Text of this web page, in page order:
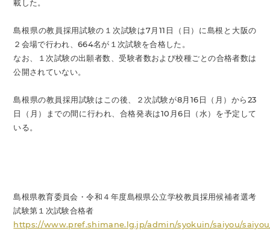
載した。
島根県の教員採用試験の１次試験は7月11日（日）に島根と大阪の
２会場で行われ、664名が１次試験を合格した。
なお、１次試験の出願者数、受験者数および校種ごとの合格者数は
公開されていない。
島根県の教員採用試験はこの後、２次試験が8月16日（月）から23
日（月）までの間に行われ、合格発表は10月6日（水）を予定して
いる。
島根県教育委員会・令和４年度島根県公立学校教員採用候補者選考
試験第１次試験合格者
https://www.pref.shimane.lg.jp/admin/syokuin/saiyou/